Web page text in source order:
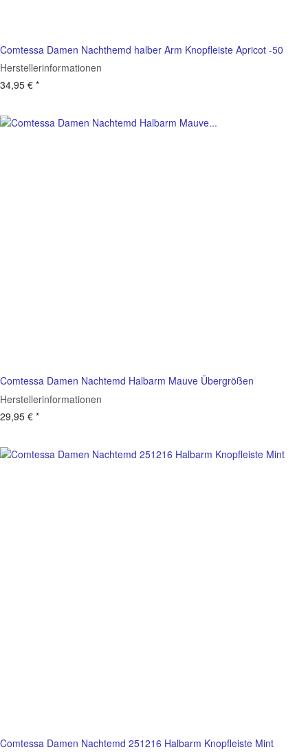
Comtessa Damen Nachthemd halber Arm Knopfleiste Apricot -50
Herstellerinformationen
34,95 € *
Comtessa Damen Nachtemd Halbarm Mauve Übergrößen
Herstellerinformationen
29,95 € *
Comtessa Damen Nachtemd 251216 Halbarm Knopfleiste Mint